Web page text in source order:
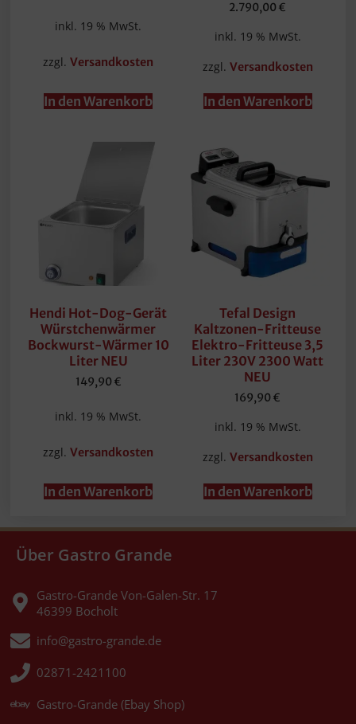
inkl. 19 % MwSt.
zzgl.Versandkosten
In den Warenkorb
2.790,00 €
inkl. 19 % MwSt.
zzgl. Versandkosten
In den Warenkorb
Hendi Hot-Dog-Gerät
Würstchenwärmer
Bockwurst-Wärmer 10
Liter NEU
149,90 €
inkl. 19 % MwSt.
zzgl.Versandkosten
In den Warenkorb
Tefal Design
Kaltzonen-Fritteuse
Elektro-Fritteuse 3,5
Liter 230V 2300 Watt
NEU
169,90 €
inkl. 19 % MwSt.
zzgl. Versandkosten
In den Warenkorb
Über Gastro Grande
Gastro-Grande Von-Galen-Str. 17
46399 Bocholt
info@gastro-grande.de
02871-2421100
Gastro-Grande (Ebay Shop)